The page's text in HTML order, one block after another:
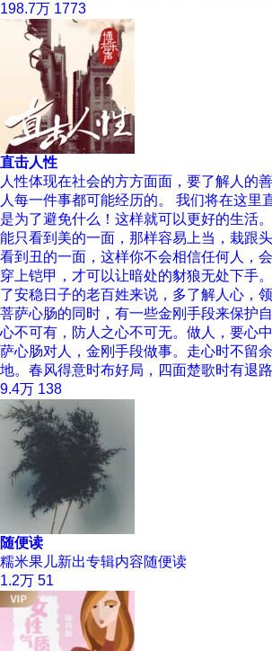
198.7万 1773
直击人性
人性体现在社会的方方面面，要了解人的
人每一件事都可能经历的。 我们将在这里
是为了避免什么！这样就可以更好的生活
能只看到美的一面，那样容易上当，栽跟
看到丑的一面，这样你不会相信任何人，
穿上铠甲，才可以让暗处的豺狼无处下手
了安稳日子的老百姓来说，多了解人心，
菩萨心肠的同时，有一些金刚手段来保护
心不可有，防人之心不可无。做人，要心
萨心肠对人，金刚手段做事。走心时不留
地。春风得意时布好局，四面楚歌时有退路
9.4万 138
随便读
糯米果儿新出专辑内容随便读
1.2万 51